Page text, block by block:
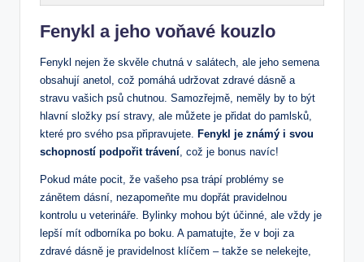
Fenykl a jeho voňavé kouzlo
Fenykl nejen že skvěle chutná v salátech, ale jeho semena
obsahují anetol, což pomáhá udržovat zdravé dásně a
stravu vašich psů chutnou. Samozřejmě, neměly by to být
hlavní složky psí stravy, ale můžete je přidat do pamlsků,
které pro svého psa připravujete. Fenykl je známý i svou
schopností podpořit trávení, což je bonus navíc!
Pokud máte pocit, že vašeho psa trápí problémy se
zánětem dásní, nezapomeňte mu dopřát pravidelnou
kontrolu u veterináře. Bylinky mohou být účinné, ale vždy je
lepší mít odborníka po boku. A pamatujte, že v boji za
zdravé dásně je pravidelnost klíčem – takže se nelekejte,